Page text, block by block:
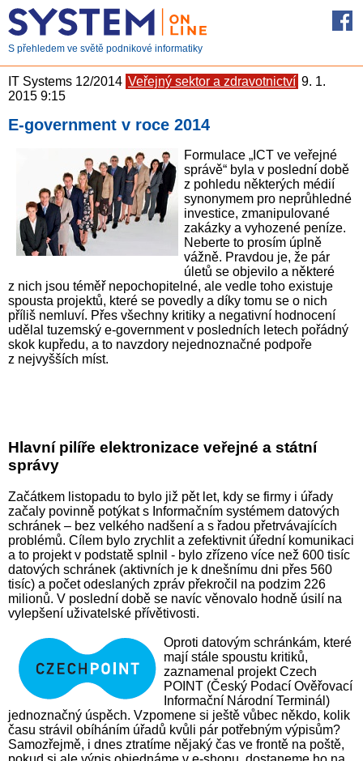
S přehledem ve světě podnikové informatiky
IT Systems 12/2014 Veřejný sektor a zdravotnictví 9. 1.
2015 9:15
E-government v roce 2014
Formulace „ICT ve veřejné
správě“ byla v poslední době
z pohledu některých médií
synonymem pro neprůhledné
investice, zmanipulované
zakázky a vyhozené peníze.
Neberte to prosím úplně
vážně. Pravdou je, že pár
úletů se objevilo a některé
z nich jsou téměř nepochopitelné, ale vedle toho existuje
spousta projektů, které se povedly a díky tomu se o nich
příliš nemluví. Přes všechny kritiky a negativní hodnocení
udělal tuzemský e-government v posledních letech pořádný
skok kupředu, a to navzdory nejednoznačné podpoře
z nejvyšších míst.
Hlavní pilíře elektronizace veřejné a státní
správy
Začátkem listopadu to bylo již pět let, kdy se firmy i úřady
začaly povinně potýkat s Informačním systémem datových
schránek – bez velkého nadšení a s řadou přetrvávajících
problémů. Cílem bylo zrychlit a zefektivnit úřední komunikaci
a to projekt v podstatě splnil - bylo zřízeno více než 600 tisíc
datových schránek (aktivních je k dnešnímu dni přes 560
tisíc) a počet odeslaných zpráv překročil na podzim 226
milionů. V poslední době se navíc věnovalo hodně úsilí na
vylepšení uživatelské přívětivosti.
Oproti datovým schránkám, které
mají stále spoustu kritiků,
zaznamenal projekt Czech
POINT (Český Podací Ověřovací
Informační Národní Terminál)
jednoznačný úspěch. Vzpomene si ještě vůbec někdo, kolik
času strávil obíháním úřadů kvůli pár potřebným výpisům?
Samozřejmě, i dnes ztratíme nějaký čas ve frontě na poště,